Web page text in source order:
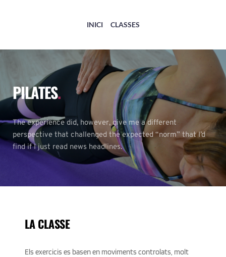
INICI CLASSES
PILATES.
The experience did, however, give me a different
perspective that challenged the expected “norm” that I’d
find if I just read news headlines.
LA CLASSE
Els exercicis es basen en moviments controlats, molt